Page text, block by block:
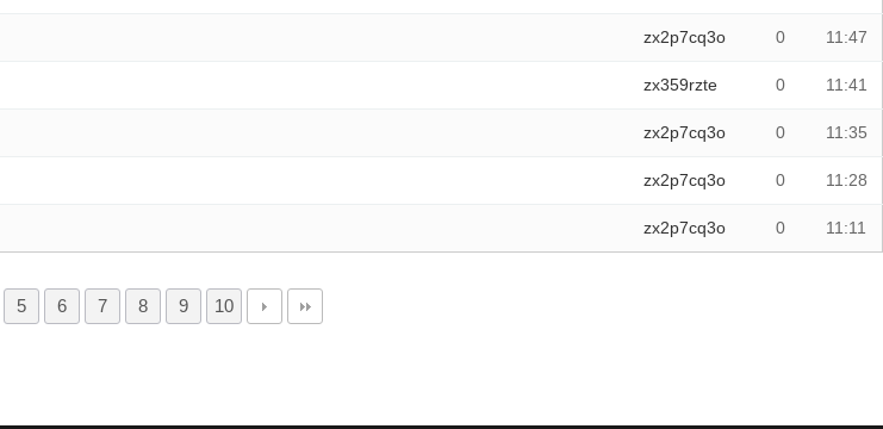
zx2p7cq3o 0 11:47
zx359rzte 0 11:41
zx2p7cq3o 0 11:35
zx2p7cq3o 0 11:28
zx2p7cq3o 0 11:11
5 6 7 8 9 10